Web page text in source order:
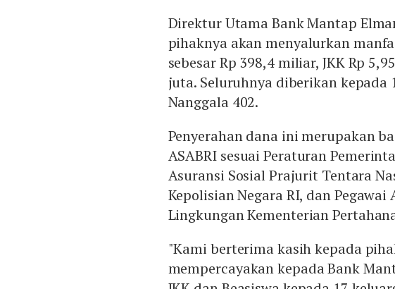
Direktur Utama Bank Mantap
pihaknya akan menyalurkan
sebesar Rp 398,4 miliar, JKK Rp
juta. Seluruhnya diberikan kepada
Nanggala 402.
Penyerahan dana ini merupakan
ASABRI sesuai Peraturan
Asuransi Sosial Prajurit Tentara
Kepolisian Negara RI, dan
Lingkungan Kementerian
"Kami berterima kasih kepada
mempercayakan kepada Bank